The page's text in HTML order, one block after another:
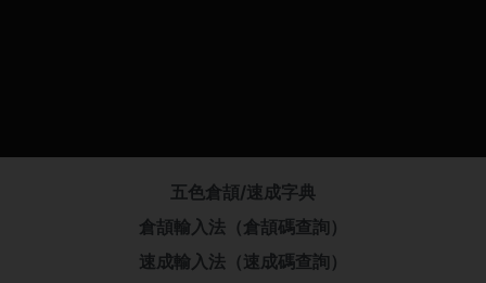
五色倉頡/速成字典
倉頡輸入法（倉頡碼查詢）
速成輸入法（速成碼查詢）